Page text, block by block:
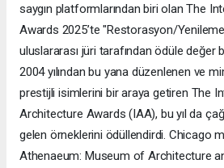
saygın platformlarından biri olan The
Awards 2025’te "Restorasyon/
uluslararası jüri tarafından ödüle değer
2004 yılından bu yana düzenlenen ve
prestijli isimlerini bir araya getiren The
Architecture Awards (IAA), bu yıl da
gelen örneklerini ödüllendirdi. Chicago
Athenaeum: Museum of Architecture